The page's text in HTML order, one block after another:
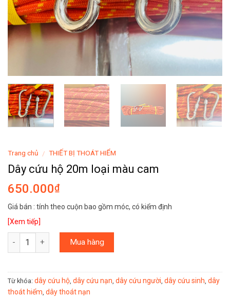
Trang chủ / THIẾT BỊ THOÁT HIỂM
Dây cứu hộ 20m loại màu cam
650.000₫
Giá bán : tính theo cuộn bao gồm móc, có kiểm định
[Xem tiếp]
Số lượng Mua hàng
Từ khóa: dây cứu hộ dây cứu nạn dây cứu người dây cứu sinh dây
thoát hiểm dây thoát nạn